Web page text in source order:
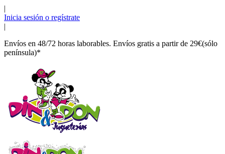
|
Inicia sesión o regístrate
|
Envíos en 48/72 horas laborables. Envíos gratis a partir de 29€(sólo
península)*